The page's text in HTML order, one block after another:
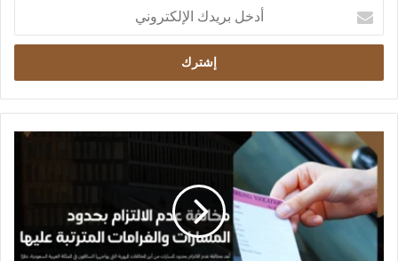
بريدك
الإلكتروني
مخالفة
عدم
الالتزام
بحدود
المسارات
والغرامات
المترتبة